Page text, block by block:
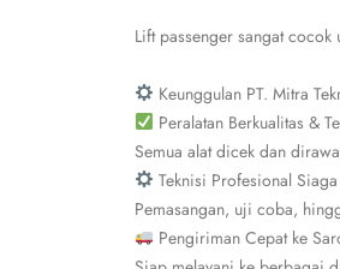
Lift passenger sangat
Keunggulan PT. Mitra
Peralatan Berkualitas &
Semua alat dicek dan
Teknisi Profesional
Pemasangan, uji coba,
Pengiriman Cepat ke